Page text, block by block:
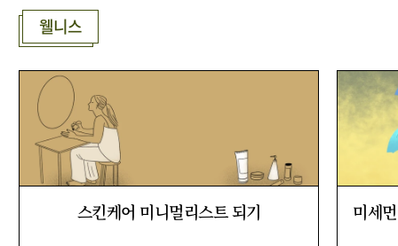
웰니스
스킨케어 미니멀리스트 되기 미세